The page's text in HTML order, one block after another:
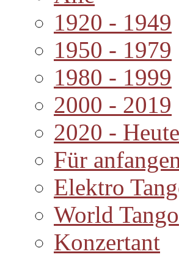
1920 - 1949
1950 - 1979
1980 - 1999
2000 - 2019
2020 - Heute
Für
Elektro
World Tango
Konzertant